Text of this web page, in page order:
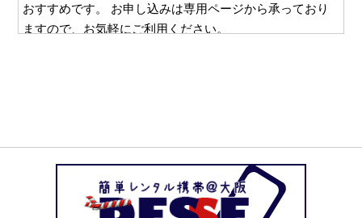
おすすめです。 お申し込みは専用ページから承っており
ますので、お気軽にご利用ください。
にお送りすることは一切ございません。 お客様と直接や
り取りのできるメールやお電話でのご請求となりますの
で、万一レンタルスマホの使用を他の方に知られたくな
い、という場合も安心してご利用いただけます。